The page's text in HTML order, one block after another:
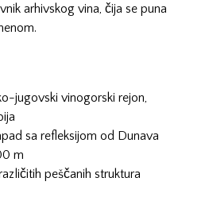
arhivskog vina, čija se puna
jugovski vinogorski rejon,
sa refleksijom od Dunava
m
peščanih struktura